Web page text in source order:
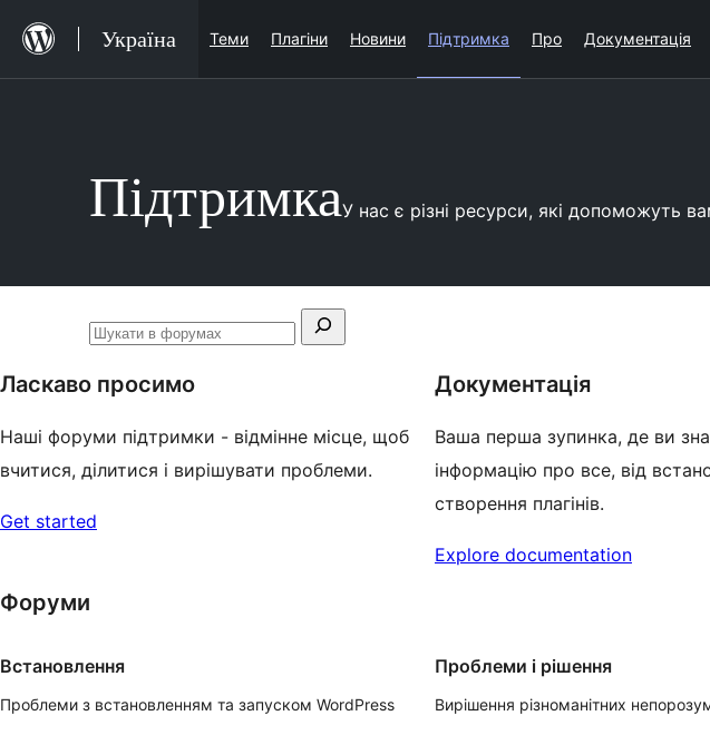
вмісту
Україна Теми Плагіни Новини Підтримка Про Документація
ПідтримкаУ нас є різні ресурси, які допоможуть
Пошук:
Шукати
Ласкаво просимо
Наші форуми підтримки - відмінне місце, щоб
вчитися, ділитися і вирішувати проблеми.
Get started
Документація
Ваша перша зупинка, де ви
інформацію про все, від
створення плагінів.
Explore documentation
Форуми
Встановлення
Проблеми з встановленням та запуском WordPress
Проблеми і рішення
Вирішення різноманітних